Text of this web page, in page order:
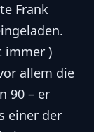
Frank
immer )
allem die
90 – er
einer der